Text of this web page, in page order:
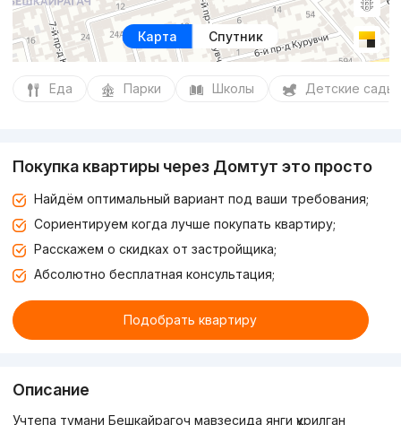
Карта Спутник
Еда Парки Школы Детские сады
Покупка квартиры через Домтут это просто
Найдём оптимальный вариант под ваши требования;
Сориентируем когда лучше покупать квартиру;
Расскажем о скидках от застройщика;
Абсолютно бесплатная консультация;
Подобрать квартиру
Описание
Учтепа тумани Бешкайрагоч мавзесида янги қурилган